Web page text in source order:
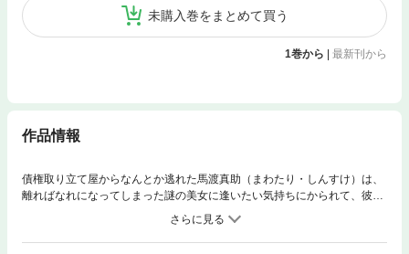
未購入巻をまとめて買う
1巻から 最新刊から
作品情報
債権取り立て屋からなんとか逃れた馬渡真助（まわたり・しんすけ）は、
離ればなれになってしまった謎の美女に逢いたい気持ちにかられて、彼女
の手がかりを探そうと行きつけのバーへ行き、謎の美女がヒッチコックの
映画「断崖」のヒロインに似ていると気づく。一方、海辺の洋館で父親に
保護されていた謎の美女も、怪我をした真助が心配なあまり行動を起こし